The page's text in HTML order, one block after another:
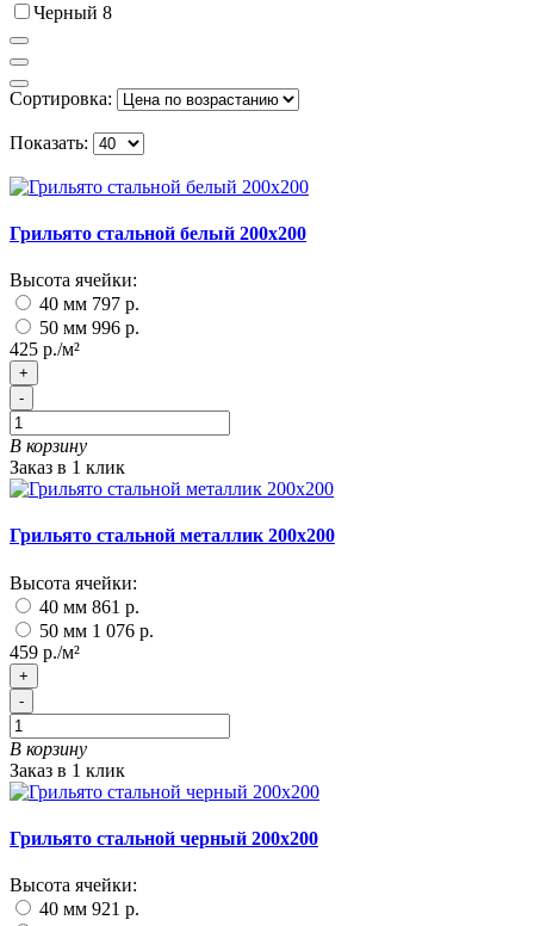
Черный 8
Сортировка:
Показать:
Грильято стальной белый 200х200
Высота ячейки:
40 мм 797 р.
50 мм 996 р.
425 р./м²
+
-
В корзину
Заказ в 1 клик
Грильято стальной металлик 200х200
Высота ячейки:
40 мм 861 р.
50 мм 1 076 р.
459 р./м²
+
-
В корзину
Заказ в 1 клик
Грильято стальной черный 200х200
Высота ячейки:
40 мм 921 р.